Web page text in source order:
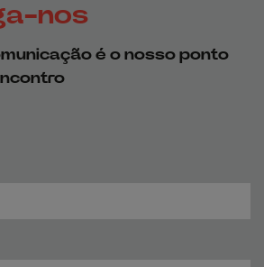
de Facebook
a página de Linkedin
nos
é o nosso ponto